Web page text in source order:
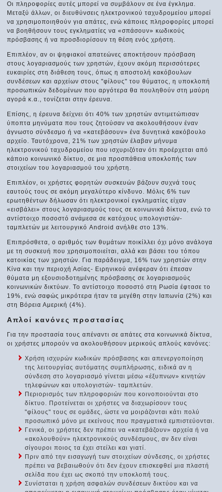
Οι πληροφορίες αυτές μπορεί να συμβάλουν σε ένα έγκλημα.
Μεταξύ άλλων, οι διευθύνσεις ηλεκτρονικού ταχυδρομείου μπορεί
να χρησιμοποιηθούν για απάτες, ενώ κάποιες πληροφορίες μπορεί
να βοηθήσουν τους εγκληματίες να «σπάσουν» κωδικούς
πρόσβασης ή να προσδιορίσουν τη θέση ενός χρήστη.
Επιπλέον, αν οι ψηφιακοί απατεώνες αποκτήσουν πρόσβαση
στους λογαριασμούς των χρηστών, έχουν ακόμη περισσότερες
ευκαιρίες στη διάθεση τους, όπως η αποστολή κακόβουλων
συνδέσεων και αρχείων στους "φίλους" του θύματος, η υποκλοπή
προσωπικών δεδομένων που αργότερα θα πουληθούν στη μαύρη
αγορά κ.α., τονίζεται στην έρευνα.
Επίσης, η έρευνα δείχνει ότι 40% των χρηστών αντιμετώπισαν
ύποπτα μηνύματα που τους ζητούσαν να ακολουθήσουν έναν
άγνωστο σύνδεσμο ή να «κατεβάσουν» ένα δυνητικά κακόβουλο
αρχείο. Ταυτόχρονα, 21% των χρηστών έλαβαν μήνυμα
ηλεκτρονικού ταχυδρομείου που ισχυριζόταν ότι προέρχεται από
κάποιο κοινωνικό δίκτυο, σε μια προσπάθεια υποκλοπής των
στοιχείων του λογαριασμού του χρήστη.
Επιπλέον, οι χρήστες φορητών συσκευών βάζουν συχνά τους
εαυτούς τους σε ακόμη μεγαλύτερο κίνδυνο. Μόλις 6% των
ερωτηθέντων δήλωσαν ότι ηλεκτρονικοί εγκληματίες είχαν
«εισβάλει» στους λογαριασμούς τους σε κοινωνικά δίκτυα, ενώ το
αντίστοιχο ποσοστό ανάμεσα σε κατόχους υπολογιστών-
ταμπλετών με λειτουργικό Android ανήλθε στο 13%.
Επιπρόσθετα, ο αριθμός των θυμάτων ποικίλλει όχι μόνο ανάλογα
με τη συσκευή που χρησιμοποιείται, αλλά και βάσει του τόπου
κατοικίας των χρηστών. Για παράδειγμα, 16% των χρηστών στην
Κίνα και την περιοχή Ασίας- Ειρηνικού ανέφεραν ότι έπεσαν
θύματα μη εξουσιοδοτημένης πρόσβασης σε λογαριασμούς
κοινωνικών δικτύων. Το αντίστοιχο ποσοστό στη Ρωσία έφτασε το
19%, ενώ σαφώς μικρότερα ήταν τα μεγέθη στην Ιαπωνία (2%) και
στη Βόρεια Αμερική (4%).
Απλοί κανόνες προστασίας
Για την προστασία τους απέναντι σε απάτες στα κοινωνικά δίκτυα,
οι χρήστες μπορούν να ακολουθήσουν μερικούς απλούς κανόνες:
Χρήση ισχυρών κωδικών πρόσβασης και απενεργοποίηση
της λειτουργίας αυτόματης συμπλήρωσης, ειδικά αν η
σύνδεση στο λογαριασμό γίνεται μέσω «έξυπνων» κινητών
τηλεφώνων και υπολογιστών- ταμπλετών.
Περιορισμός των πληροφοριών που κοινοποιούνται στο
δίκτυο. Προτείνεται οι χρήστες να διαχωρίσουν τους
"φίλους" τους σε ομάδες, ώστε να μοιράζονται κάτι πολύ
προσωπικό μόνο με εκείνους που πραγματικά εμπιστεύονται.
Γενικά, οι χρήστες δεν πρέπει να «κατεβάζουν» αρχεία ή να
«ακολουθούν» ηλεκτρονικούς συνδέσμους, αν δεν είναι
σίγουροι ποιος τα έχει στείλει και γιατί.
Πριν από την εισαγωγή των στοιχείων σύνδεσης, οι χρήστες
πρέπει να βεβαιωθούν ότι δεν έχουν επισκεφθεί μια πλαστή
σελίδα που έχει ως σκοπό την υποκλοπή τους.
Συνίσταται η χρήση ασφαλών συνδέσεων δικτύου και να